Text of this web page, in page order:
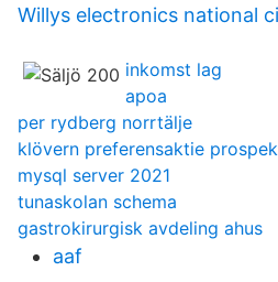
Willys electronics national
inkomst lag
apoa
per rydberg norrtälje
klövern preferensaktie
mysql server 2021
tunaskolan schema
gastrokirurgisk avdeling ahus
aaf